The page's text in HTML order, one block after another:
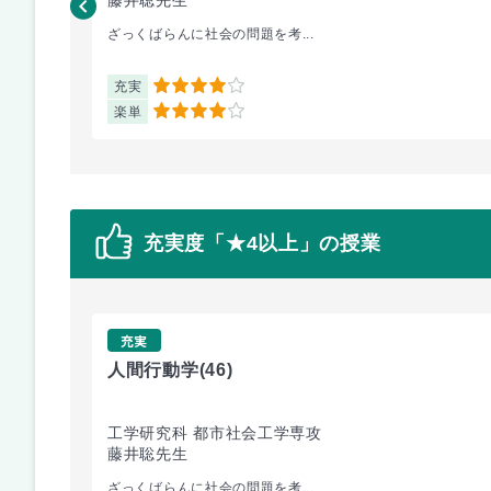
ざっくばらんに社会の問題を考...
充実 4
楽単 4
充実度「★4以上」の授業
充実
人間行動学(46)
工学研究科 都市社会工学専攻
藤井聡先生
ざっくばらんに社会の問題を考...